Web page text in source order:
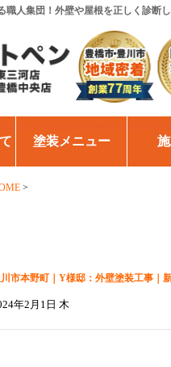
人集団！外壁や屋根を正しく診断
塗装メニュー
>
市本野町｜Y様邸：外壁塗装工事｜
年2月1日 木